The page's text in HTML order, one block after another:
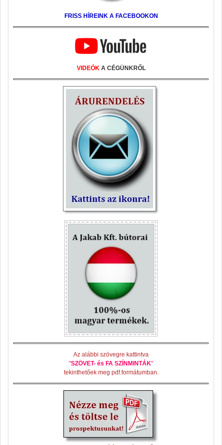
FRISS HÍREINK A FACEBOOKON
VIDEÓK A CÉGÜNKRŐL
Az alábbi szövegre kattintva
"SZÖVET- és FA SZÍNMINTÁK"
tekinthetőek meg pdf.formátumban.